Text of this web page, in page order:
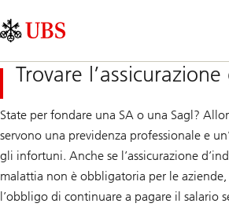
Links
Area
Trovare
State per fondare una SA o una Sagl?
servono una previdenza professionale e
gli infortuni. Anche se l’assicurazione
malattia non è obbligatoria per le
l’obbligo di continuare a pagare il salario